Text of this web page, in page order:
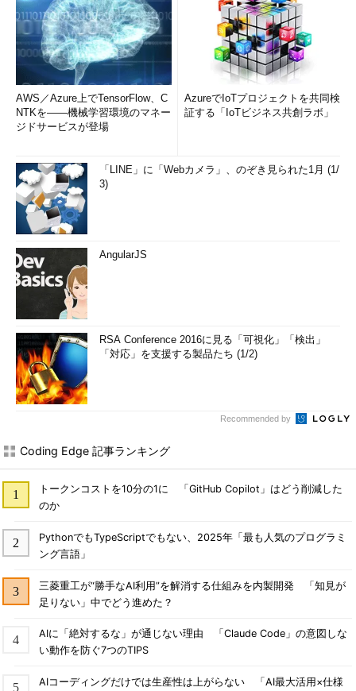
AWS／Azure上でTensorFlow、C
NTKを――機械学習環境のマネー
ジドサービスが登場
AzureでIoTプロジェクトを共同検
証する「IoTビジネス共創ラボ」
「LINE」に「Webカメラ」、のぞき見られた1月 (1/
3)
AngularJS
RSA Conference 2016に見る「可視化」「検出」
「対応」を支援する製品たち (1/2)
Recommended by
Coding Edge 記事ランキング
トークンコストを10分の1に 「GitHub Copilot」はどう削減した
のか
PythonでもTypeScriptでもない、2025年「最も人気のプログラミ
ング言語」
三菱重工が“勝手なAI利用”を解消する仕組みを内製開発 「知見が
足りない」中でどう進めた？
AIに「絶対するな」が通じない理由 「Claude Code」の意図しな
い動作を防ぐ7つのTIPS
AIコーディングだけでは生産性は上がらない 「AI最大活用×仕様